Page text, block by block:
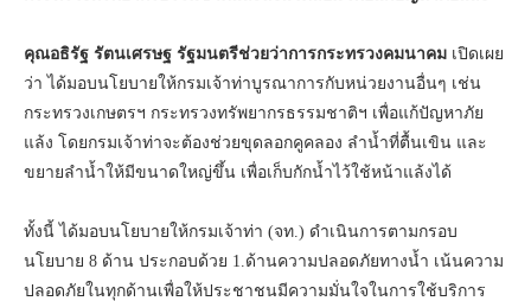
คุณอธิรัฐ รัตนเศรษฐ รัฐมนตรีช่วยว่าการกระทรวงคมนาคม เปิดเผย
ว่า ได้มอบนโยบายให้กรมเจ้าท่าบูรณาการกับหน่วยงานอื่นๆ เช่น
กระทรวงเกษตรฯ กระทรวงทรัพยากรธรรมชาติฯ เพื่อแก้ปัญหาภัย
แล้ง โดยกรมเจ้าท่าจะต้องช่วยขุดลอกคูคลอง ลำน้ำที่ตื้นเขิน และ
ขยายลำน้ำให้มีขนาดใหญ่ขึ้น เพื่อเก็บกักน้ำไว้ใช้หน้าแล้งได้
ทั้งนี้ ได้มอบนโยบายให้กรมเจ้าท่า (จท.) ดำเนินการตามกรอบ
นโยบาย 8 ด้าน ประกอบด้วย 1.ด้านความปลอดภัยทางน้ำ เน้นความ
ปลอดภัยในทุกด้านเพื่อให้ประชาชนมีความมั่นใจในการใช้บริการ